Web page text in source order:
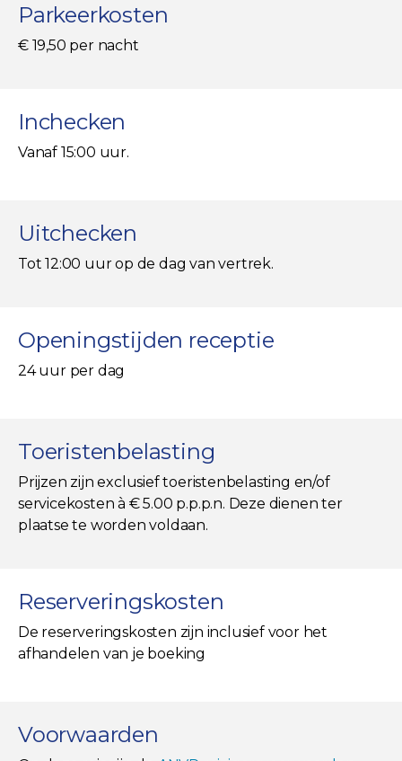
Parkeerkosten
€ 19,50 per nacht
Inchecken
Vanaf 15:00 uur.
Uitchecken
Tot 12:00 uur op de dag van vertrek.
Openingstijden receptie
24 uur per dag
Toeristenbelasting
Prijzen zijn exclusief toeristenbelasting en/of
servicekosten à € 5.00 p.p.p.n. Deze dienen ter
plaatse te worden voldaan.
Reserveringskosten
De reserveringskosten zijn inclusief voor het
afhandelen van je boeking
Voorwaarden